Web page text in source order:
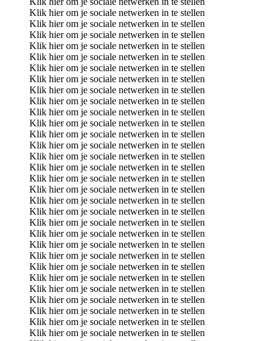
Klik hier om je sociale netwerken in te stellen
Klik hier om je sociale netwerken in te stellen
Klik hier om je sociale netwerken in te stellen
Klik hier om je sociale netwerken in te stellen
Klik hier om je sociale netwerken in te stellen
Klik hier om je sociale netwerken in te stellen
Klik hier om je sociale netwerken in te stellen
Klik hier om je sociale netwerken in te stellen
Klik hier om je sociale netwerken in te stellen
Klik hier om je sociale netwerken in te stellen
Klik hier om je sociale netwerken in te stellen
Klik hier om je sociale netwerken in te stellen
Klik hier om je sociale netwerken in te stellen
Klik hier om je sociale netwerken in te stellen
Klik hier om je sociale netwerken in te stellen
Klik hier om je sociale netwerken in te stellen
Klik hier om je sociale netwerken in te stellen
Klik hier om je sociale netwerken in te stellen
Klik hier om je sociale netwerken in te stellen
Klik hier om je sociale netwerken in te stellen
Klik hier om je sociale netwerken in te stellen
Klik hier om je sociale netwerken in te stellen
Klik hier om je sociale netwerken in te stellen
Klik hier om je sociale netwerken in te stellen
Klik hier om je sociale netwerken in te stellen
Klik hier om je sociale netwerken in te stellen
Klik hier om je sociale netwerken in te stellen
Klik hier om je sociale netwerken in te stellen
Klik hier om je sociale netwerken in te stellen
Klik hier om je sociale netwerken in te stellen